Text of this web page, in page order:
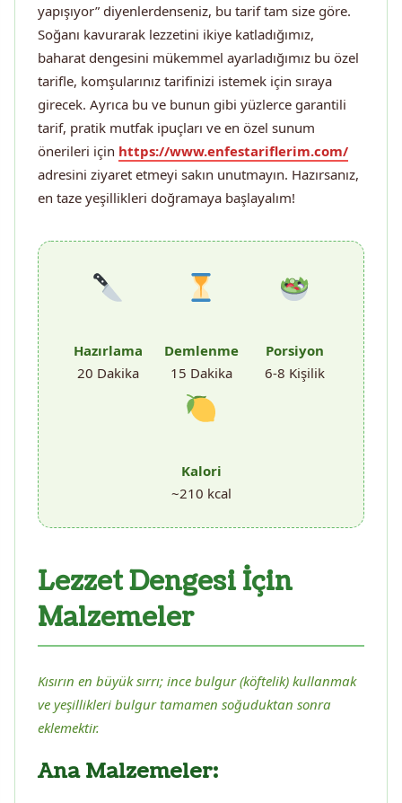
yapışıyor” diyenlerdenseniz, bu tarif tam size göre.
Soğanı kavurarak lezzetini ikiye katladığımız,
baharat dengesini mükemmel ayarladığımız bu özel
tarifle, komşularınız tarifinizi istemek için sıraya
girecek. Ayrıca bu ve bunun gibi yüzlerce garantili
tarif, pratik mutfak ipuçları ve en özel sunum
önerileri için https://www.enfestariflerim.com/
adresini ziyaret etmeyi sakın unutmayın. Hazırsanız,
en taze yeşillikleri doğramaya başlayalım!
Hazırlama
20 Dakika
Demlenme
15 Dakika
Porsiyon
6-8 Kişilik
Kalori
~210 kcal
Lezzet Dengesi İçin
Malzemeler
Kısırın en büyük sırrı; ince bulgur (köftelik) kullanmak
ve yeşillikleri bulgur tamamen soğuduktan sonra
eklemektir.
Ana Malzemeler: